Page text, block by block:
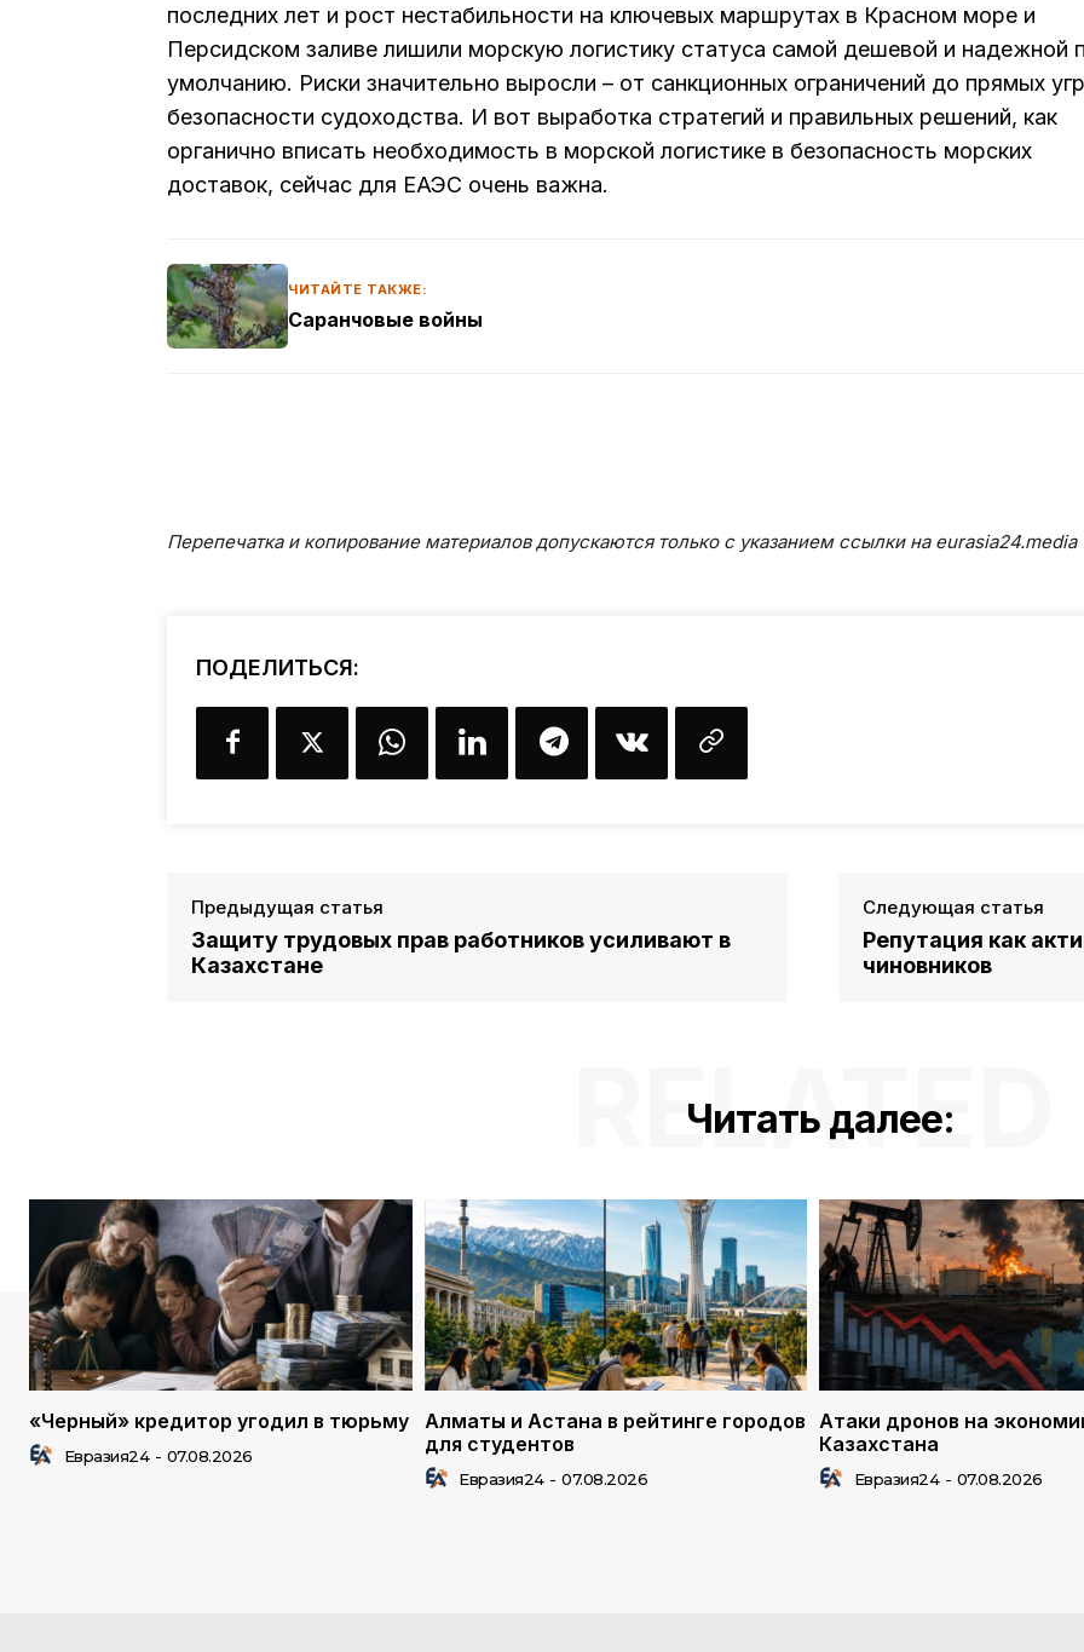
последних лет и рост нестабильности на ключевых маршрутах в Красном море и
Персидском заливе лишили морскую логистику статуса самой дешевой и надежной
умолчанию. Риски значительно выросли – от санкционных ограничений до прямых
безопасности судоходства. И вот выработка стратегий и правильных решений, как
органично вписать необходимость в морской логистике в безопасность морских
доставок, сейчас для ЕАЭС очень важна.
ЧИТАЙТЕ ТАКЖЕ:
Саранчовые войны
Перепечатка и копирование материалов допускаются только с указанием ссылки на eurasia24.media
ПОДЕЛИТЬСЯ:
Предыдущая статья
Защиту трудовых прав работников усиливают в
Казахстане
Следующая статья
Репутация как
чиновников
Читать далее:
RELATED
«Черный» кредитор угодил в тюрьму
Евразия24 - 07.08.2026
Алматы и Астана в рейтинге городов
для студентов
Евразия24 - 07.08.2026
Атаки дронов на
Казахстана
Евразия24 - 07.08.2026